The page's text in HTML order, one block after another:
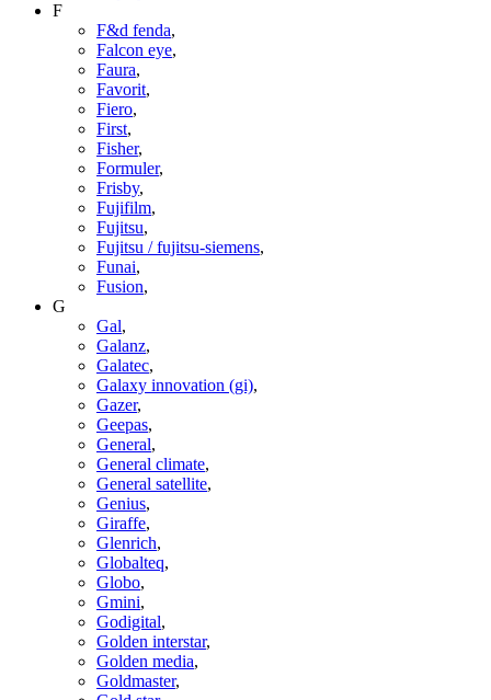
F
F&d fenda,
Falcon eye,
Faura,
Favorit,
Fiero,
First,
Fisher,
Formuler,
Frisby,
Fujifilm,
Fujitsu,
Fujitsu / fujitsu-siemens,
Funai,
Fusion,
G
Gal,
Galanz,
Galatec,
Galaxy innovation (gi),
Gazer,
Geepas,
General,
General climate,
General satellite,
Genius,
Giraffe,
Glenrich,
Globalteq,
Globo,
Gmini,
Godigital,
Golden interstar,
Golden media,
Goldmaster,